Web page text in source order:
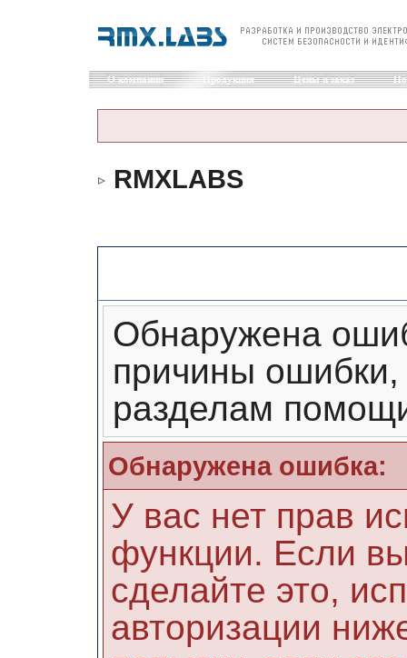
О компании Продукция Цены и заказ
RMXLABS
Обнаружена
причины ошибки,
разделам
Обнаружена ошибка:
У вас нет прав
функции. Если
сделайте это,
авторизации